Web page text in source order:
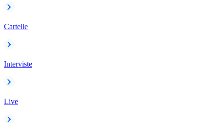
Cartelle
Interviste
Live